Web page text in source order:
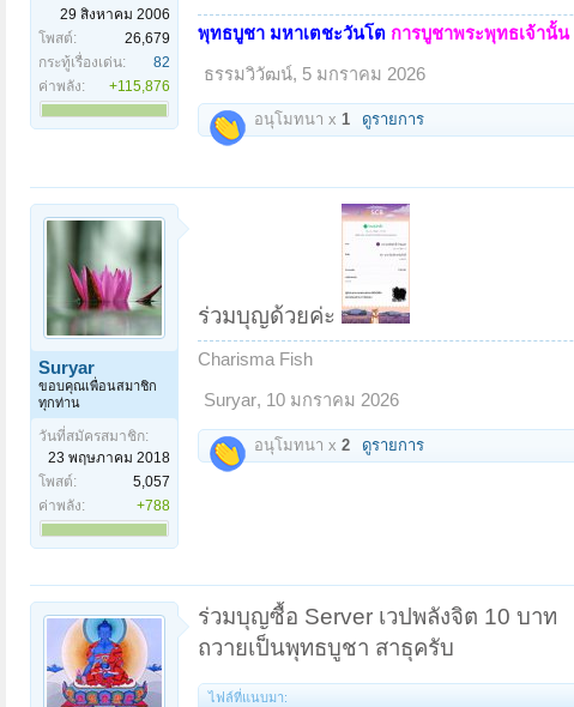
29 สิงหาคม 2006
โพสต์:
26,679
กระทู้เรื่องเด่น:
82
ค่าพลัง:
+115,876
พุทธบูชา มหาเตชะวันโต การบูชาพระพุทธเจ้านั้น
ธรรมวิวัฒน์, 5 มกราคม 2026
อนุโมทนา x 1 ดูรายการ
Suryar
ขอบคุณเพื่อนสมาชิก
ทุกท่าน
วันที่สมัครสมาชิก:
23 พฤษภาคม 2018
โพสต์:
5,057
ค่าพลัง:
+788
ร่วมบุญด้วยค่ะ
Charisma Fish
Suryar, 10 มกราคม 2026
อนุโมทนา x 2 ดูรายการ
ร่วมบุญซื้อ Server เวปพลังจิต 10 บาท
ถวายเป็นพุทธบูชา สาธุครับ
ไฟล์ที่แนบมา: